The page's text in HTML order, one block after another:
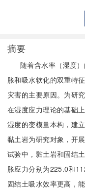
摘要
随着含水率（湿度
胀和吸水软化的双重特
灾害的主要原因。为研
在湿度应力理论的基础
湿度的变模量本构，建
黏土岩为研究对象，开
试验中，黏土岩和固结
胀应力分别为225.0和
固结土吸水效率更高，